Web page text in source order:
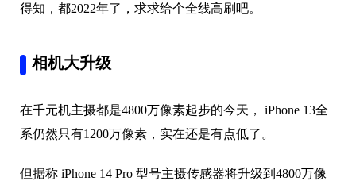
得知，都2022年了，求求给个全线高刷吧。
相机大升级
在千元机主摄都是4800万像素起步的今天， iPhone 13全
系仍然只有1200万像素，实在还是有点低了。
但据称 iPhone 14 Pro 型号主摄传感器将升级到4800万像